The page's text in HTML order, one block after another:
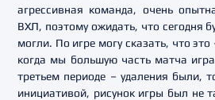
агрессивная команда, очень
ВХЛ, поэтому ожидать, что сегодня
могли. По игре могу сказать, что
когда мы большую часть матча
третьем периоде – удаления были,
инициативой, рисунок игры был не